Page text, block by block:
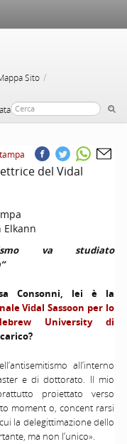
Sito /
del Vidal
Elkann
va studiato
Consonni, lei è la
Vidal Sassoon per lo
University di
all’interno
e di dottorato. Il mio
proiettato verso
moment o, concent rarsi
la delegittimazione dello
ma non l’unico».